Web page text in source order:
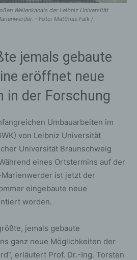
Wellenkanals der Leibniz Universität
- Foto: Matthias Falk /
jemals gebaute
eröffnet neue
in der Forschung
Umbauarbeiten im
von Leibniz Universität
Universität Braunschweig
eines Ortstermins auf der
ist jetzt der
eingebaute neue
worden.
jemals gebaute
ganz neue Möglichkeiten der
erläutert Prof. Dr.-Ing. Torsten